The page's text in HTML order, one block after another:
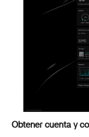
Obtener cuenta y